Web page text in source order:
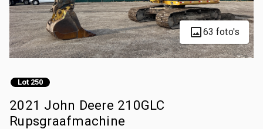
63 foto's
Lot 250
2021 John Deere 210GLC
Rupsgraafmachine